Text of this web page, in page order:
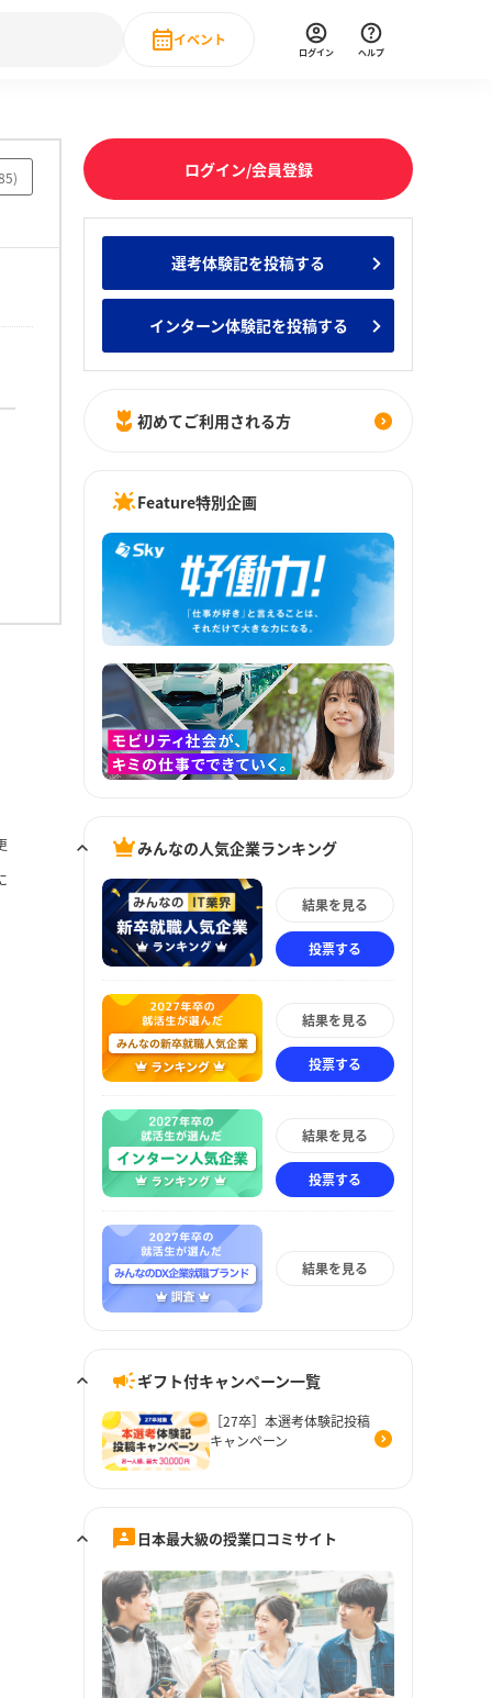
新卒就職人気企業ランキング みんなのインターン人気企業ランキ
・DX現場社員インタビュー
イベント
直近のイベント一覧
ログイン ヘルプ
) ログイン/会員登録
選考体験記を投稿する
インターン体験記を投稿する
初めてご利用される方
Feature特別企画
みんなの人気企業ランキング
結果を見る
投票する
結果を見る
投票する
結果を見る
投票する
結果を見る
ギフト付キャンペーン一覧
［27卒］本選考体験記投稿
キャンペーン
日本最大級の授業口コミサイト